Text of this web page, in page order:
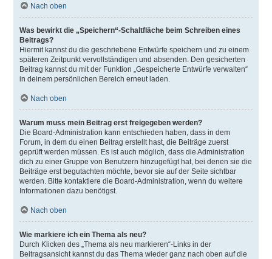
Nach oben
Was bewirkt die „Speichern“-Schaltfläche beim Schreiben eines
Beitrags?
Hiermit kannst du die geschriebene Entwürfe speichern und zu einem
späteren Zeitpunkt vervollständigen und absenden. Den gesicherten
Beitrag kannst du mit der Funktion „Gespeicherte Entwürfe verwalten“
in deinem persönlichen Bereich erneut laden.
Nach oben
Warum muss mein Beitrag erst freigegeben werden?
Die Board-Administration kann entschieden haben, dass in dem
Forum, in dem du einen Beitrag erstellt hast, die Beiträge zuerst
geprüft werden müssen. Es ist auch möglich, dass die Administration
dich zu einer Gruppe von Benutzern hinzugefügt hat, bei denen sie die
Beiträge erst begutachten möchte, bevor sie auf der Seite sichtbar
werden. Bitte kontaktiere die Board-Administration, wenn du weitere
Informationen dazu benötigst.
Nach oben
Wie markiere ich ein Thema als neu?
Durch Klicken des „Thema als neu markieren“-Links in der
Beitragsansicht kannst du das Thema wieder ganz nach oben auf die